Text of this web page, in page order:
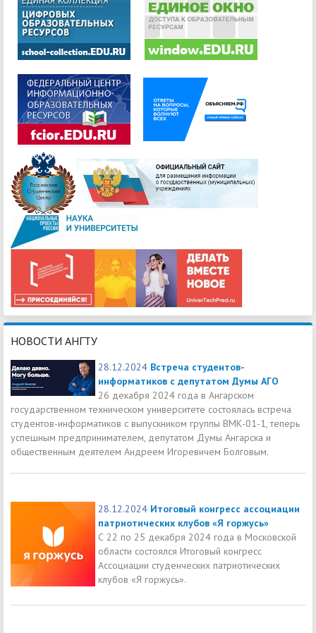
НОВОСТИ АНГТУ
28.12.2024 Встреча студентов-
информатиков с депутатом Думы АГО
26 декабря 2024 года в Ангарском
государственном техническом университете состоялась встреча
студентов-информатиков с выпускником группы ВМК-01-1, теперь
успешным предпринимателем, депутатом Думы Ангарска и
общественным деятелем Андреем Игоревичем Болговым.
28.12.2024 Итоговый конгресс ассоциации
патриотических клубов «Я горжусь»
С 22 по 25 декабря 2024 года в Московской
области состоялся Итоговый конгресс
Ассоциации студенческих патриотических
клубов «Я горжусь».